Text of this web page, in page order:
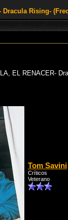
Dracula Rising-
EL RENACER-
Tom Savini
Críticos
Veterano